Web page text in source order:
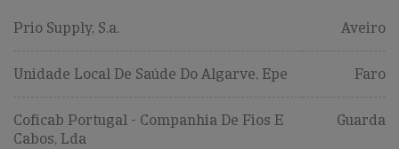
Prio Supply, S.a. Aveiro
Unidade Local De Saúde Do Algarve, Epe Faro
Coficab Portugal - Companhia De Fios E
Cabos, Lda
Guarda